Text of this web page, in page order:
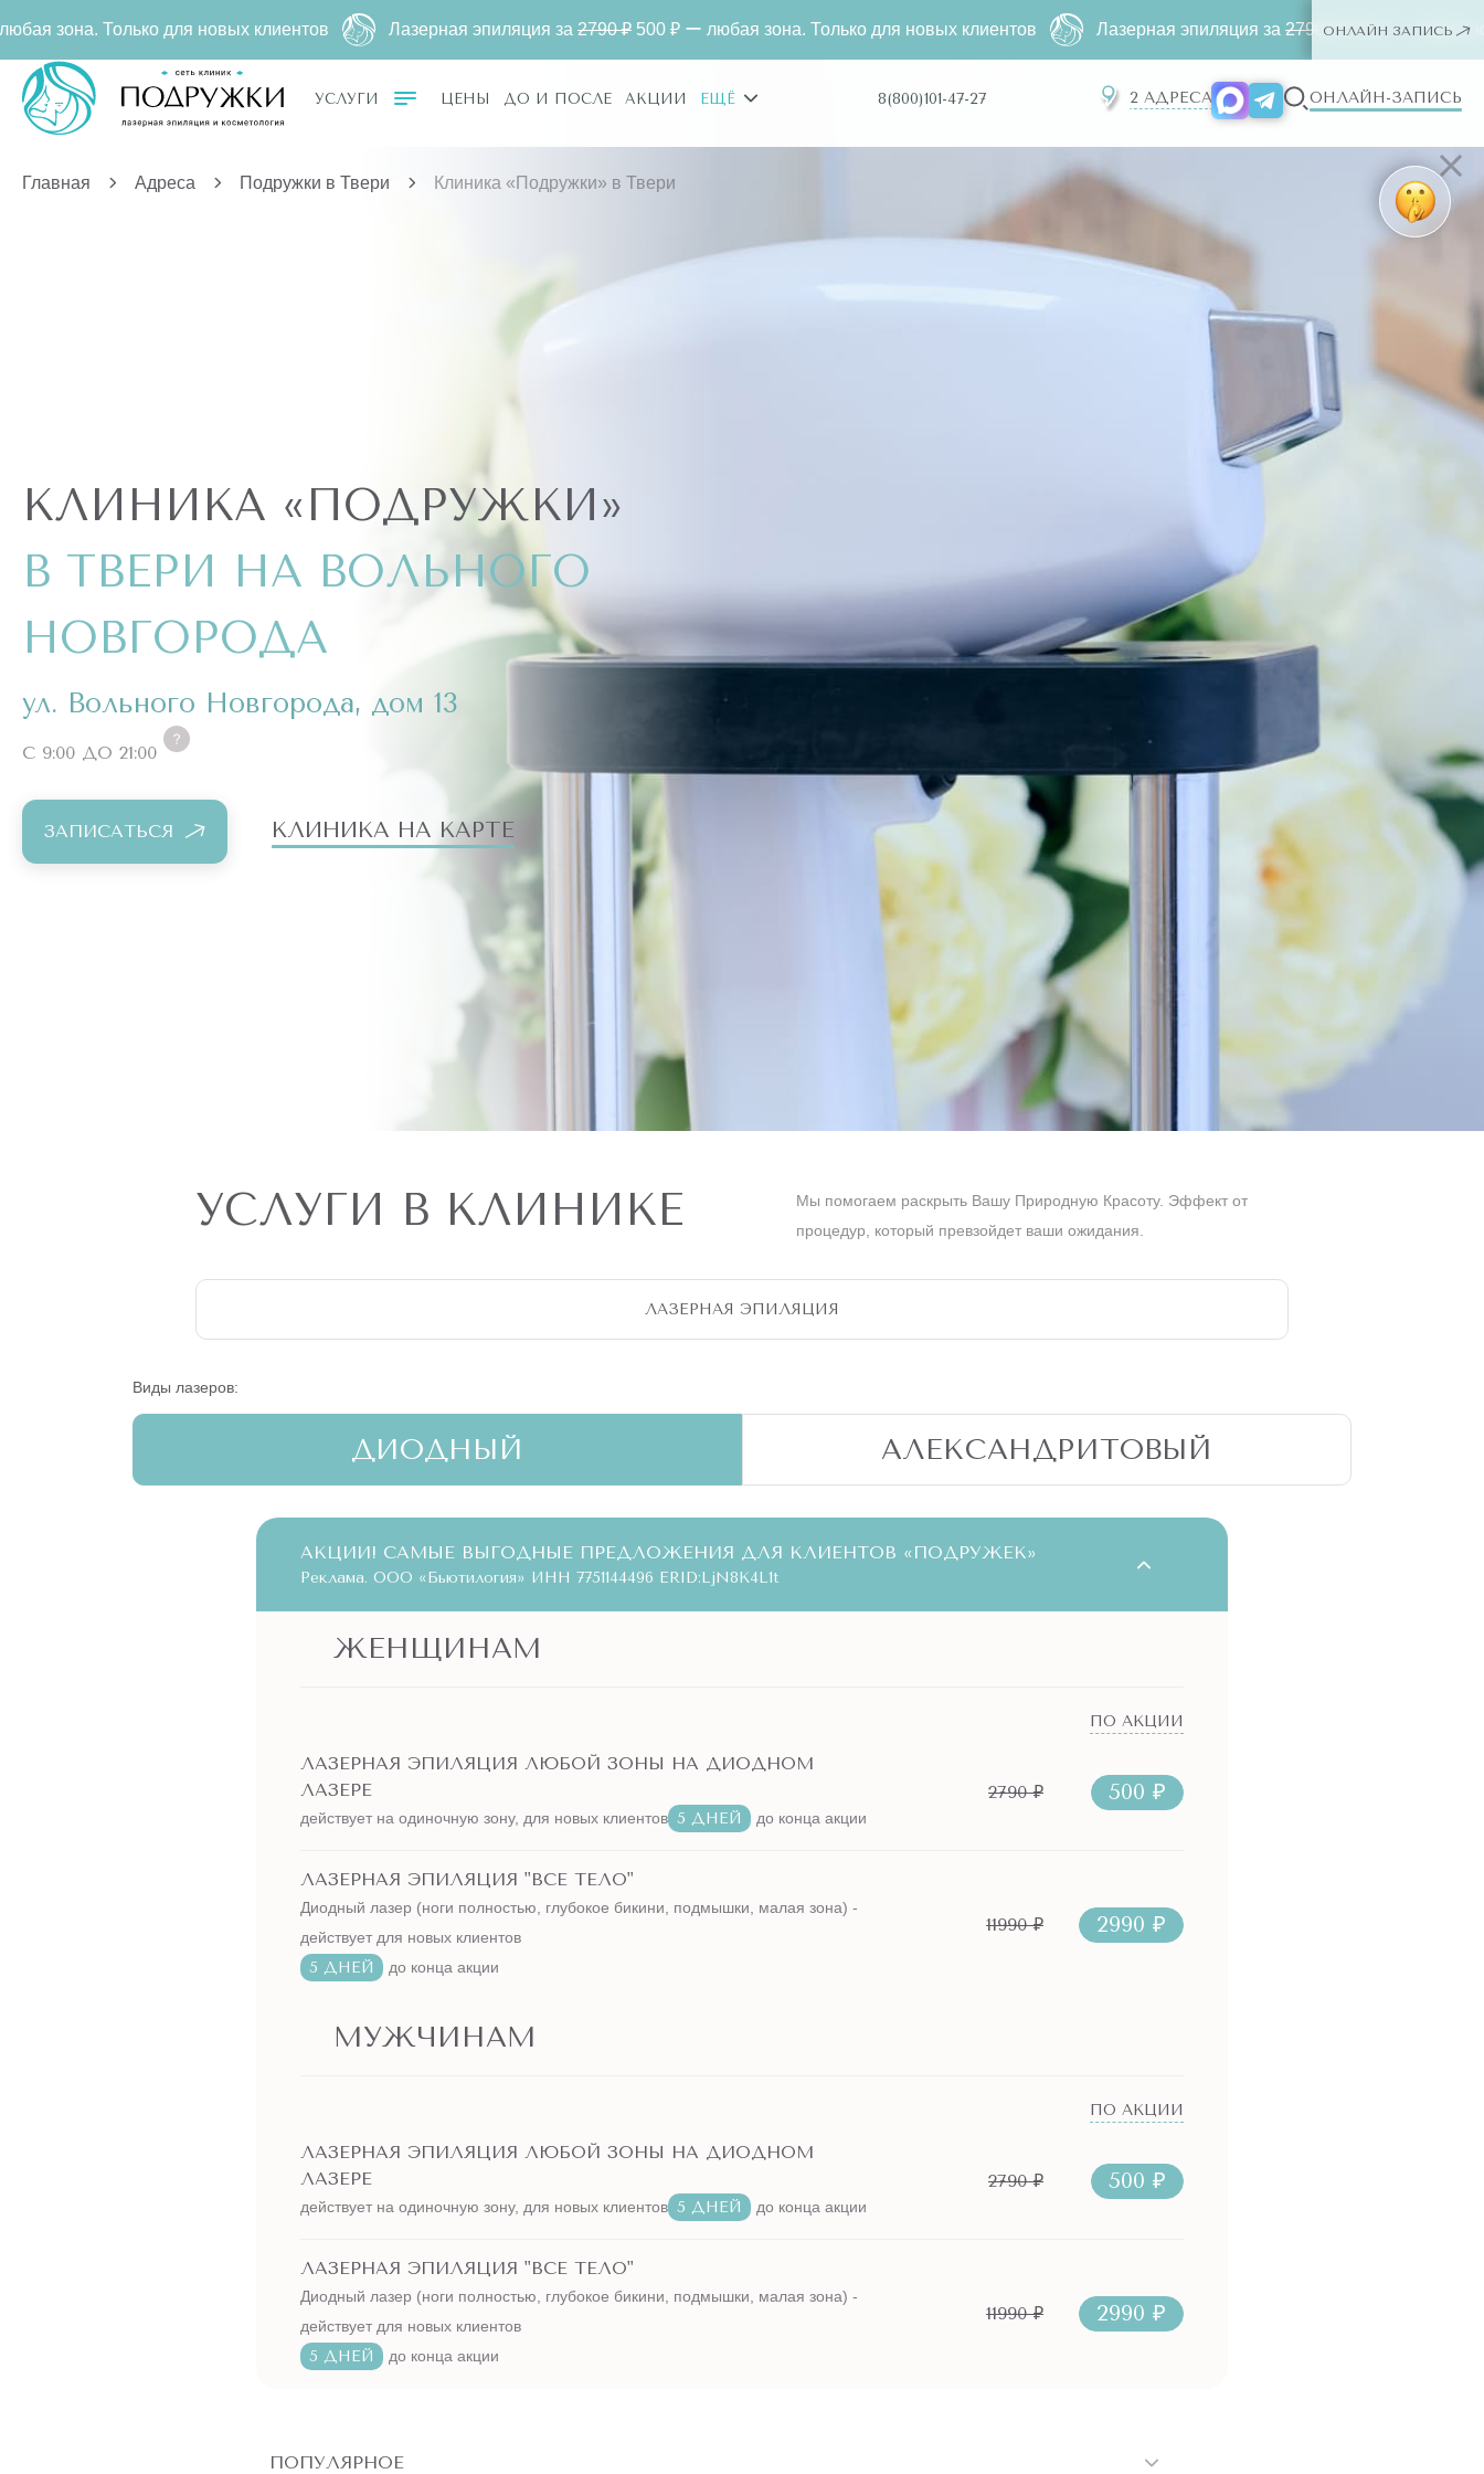
УСЛУГИ ЦЕНЫ ДО И ПОСЛЕ АКЦИИ ЕЩЁ 8(800)101-47-27 2 АДРЕСА ОНЛАЙН-ЗАПИСЬ
Главная Адреса Подружки в Твери Клиника «Подружки» в Твери
КЛИНИКА «ПОДРУЖКИ»
В ТВЕРИ НА ВОЛЬНОГО
НОВГОРОДА
ул. Вольного Новгорода, дом 13
С 9:00 ДО 21:00
ЗАПИСАТЬСЯ КЛИНИКА НА КАРТЕ
УСЛУГИ В КЛИНИКЕ
Мы помогаем раскрыть Вашу Природную Красоту. Эффект от
процедур, который превзойдет ваши ожидания.
ЛАЗЕРНАЯ ЭПИЛЯЦИЯ
Виды лазеров:
ДИОДНЫЙ АЛЕКСАНДРИТОВЫЙ
АКЦИИ! САМЫЕ ВЫГОДНЫЕ ПРЕДЛОЖЕНИЯ ДЛЯ КЛИЕНТОВ «ПОДРУЖЕК»
Реклама. ООО «Бьютилогия» ИНН 7751144496 ERID:LjN8K4L1t
ЖЕНЩИНАМ
ПО АКЦИИ
ЛАЗЕРНАЯ ЭПИЛЯЦИЯ ЛЮБОЙ ЗОНЫ НА ДИОДНОМ
ЛАЗЕРЕ
действует на одиночную зону, для новых клиентов 5 ДНЕЙ до конца акции
2790 ₽ 500 ₽
ЛАЗЕРНАЯ ЭПИЛЯЦИЯ "ВСЕ ТЕЛО"
Диодный лазер (ноги полностью, глубокое бикини, подмышки, малая зона) -
действует для новых клиентов
5 ДНЕЙ до конца акции
11990 ₽ 2990 ₽
МУЖЧИНАМ
ПО АКЦИИ
ЛАЗЕРНАЯ ЭПИЛЯЦИЯ ЛЮБОЙ ЗОНЫ НА ДИОДНОМ
ЛАЗЕРЕ
действует на одиночную зону, для новых клиентов 5 ДНЕЙ до конца акции
2790 ₽ 500 ₽
ЛАЗЕРНАЯ ЭПИЛЯЦИЯ "ВСЕ ТЕЛО"
Диодный лазер (ноги полностью, глубокое бикини, подмышки, малая зона) -
действует для новых клиентов
5 ДНЕЙ до конца акции
11990 ₽ 2990 ₽
ПОПУЛЯРНОЕ
для новых клиентов Лазерная эпиляция за2790 ₽500 ₽ ー любая зона. Только для новых клиентов Лазерная эпиляция за2790 ₽500 ₽ ー любая зона. Только
ОНЛАЙН ЗАПИСЬ